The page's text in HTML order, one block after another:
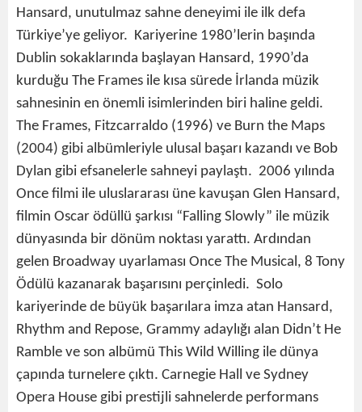
Hansard, unutulmaz sahne deneyimi ile ilk defa
Türkiye’ye geliyor. Kariyerine 1980’lerin başında
Dublin sokaklarında başlayan Hansard, 1990’da
kurduğu The Frames ile kısa sürede İrlanda müzik
sahnesinin en önemli isimlerinden biri haline geldi.
The Frames, Fitzcarraldo (1996) ve Burn the Maps
(2004) gibi albümleriyle ulusal başarı kazandı ve Bob
Dylan gibi efsanelerle sahneyi paylaştı. 2006 yılında
Once filmi ile uluslararası üne kavuşan Glen Hansard,
filmin Oscar ödüllü şarkısı “Falling Slowly” ile müzik
dünyasında bir dönüm noktası yarattı. Ardından
gelen Broadway uyarlaması Once The Musical, 8 Tony
Ödülü kazanarak başarısını perçinledi. Solo
kariyerinde de büyük başarılara imza atan Hansard,
Rhythm and Repose, Grammy adaylığı alan Didn’t He
Ramble ve son albümü This Wild Willing ile dünya
çapında turnelere çıktı. Carnegie Hall ve Sydney
Opera House gibi prestijli sahnelerde performans